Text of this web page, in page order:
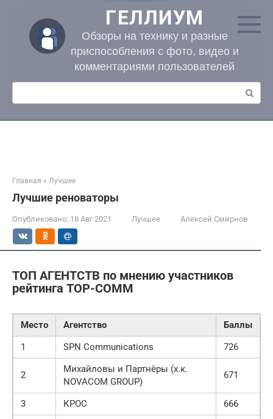
контенту
ГЕЛЛИУМ
Обзоры на технику и разные
приспособления с фото, видео и
комментариями пользователей
Поиск:
Главная » Лучшее
Лучшие реноваторы
Опубликовано: 18 Авг 2021 Лучшее Алексей Смирнов
ТОП АГЕНТСТВ по мнению участников
рейтинга ТОP-COMM
Место Агентство
Баллы
1
SPN Communications 726
2
Михайловы и Партнёры (х.к.
NOVACOM GROUP)
671
3 КРОС
666